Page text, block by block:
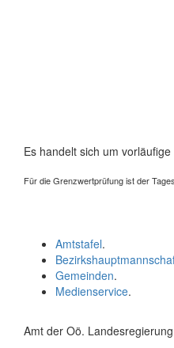
Es handelt sich um
Für die Grenzwertprüfung ist der
Amtstafel.
Gemeinden.
Medienservice.
Amt der Oö.